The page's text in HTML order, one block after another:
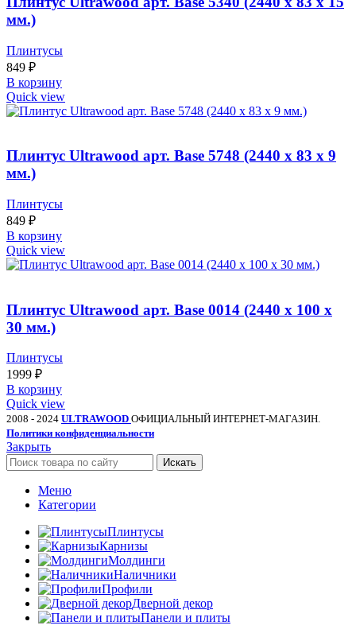
мм.)
Плинтусы
849 ₽
В корзину
Quick view
Плинтус Ultrawood арт. Base 5748 (2440 x 83 x 9
мм.)
Плинтусы
849 ₽
В корзину
Quick view
Плинтус Ultrawood арт. Base 0014 (2440 x 100 x
30 мм.)
Плинтусы
1999 ₽
В корзину
Quick view
2008 - 2024 ULTRAWOOD ОФИЦИАЛЬНЫЙ ИНТЕРНЕТ-МАГАЗИН.
Политики конфиденциальности
Закрыть
Искать
Меню
Категории
Плинтусы
Карнизы
Молдинги
Наличники
Профили
Дверной декор
Панели и плиты